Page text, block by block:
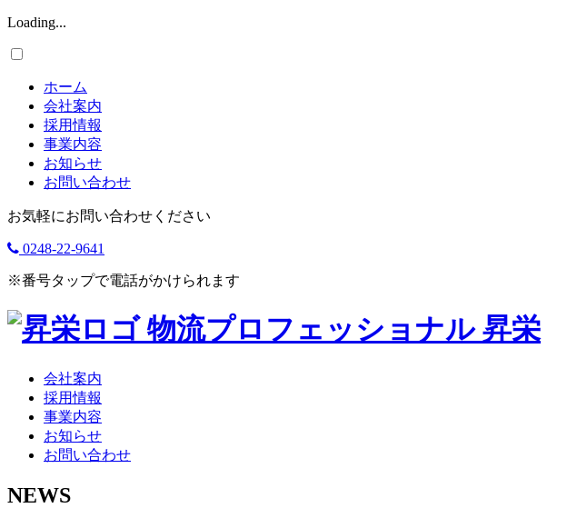
Loading...
ホーム
会社案内
採用情報
事業内容
お知らせ
お問い合わせ
お気軽にお問い合わせください
0248-22-9641
※番号タップで電話がかけられます
物流プロフェッショナル 昇栄
会社案内
採用情報
事業内容
お知らせ
お問い合わせ
NEWS